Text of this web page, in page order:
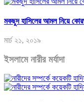
মকছুদ হাসিলের আমল নিয়ে
মার্চ ২১, ২০১৯
ইসলামে নারীর মর্যাদা